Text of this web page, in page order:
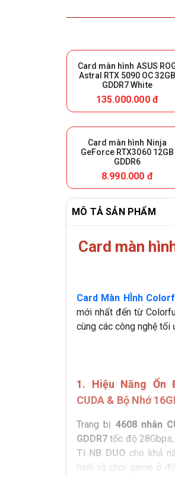
Card màn hình ASUS
Astral RTX 5090 OC 32GB
GDDR7 White
135.000.000 đ
Card màn hình Ninja
GeForce RTX3060 12GB
GDDR6
8.990.000 đ
MÔ TẢ SẢN PHẨM
Card màn
Card Màn HÌnh
mới nhất đến từ
cùng các công nghệ tối
1. Hiệu Năng Ổn
CUDA & Bộ Nhớ
Trang bị 4608 nhân
GDDR7 tốc độ 28Gbps,
Ti NB DUO cho khả
hình và chơi game ở